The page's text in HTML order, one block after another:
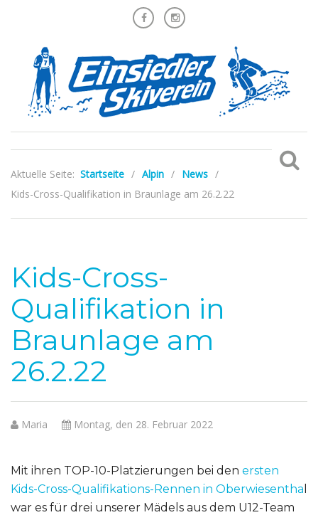
Aktuelle Seite: Startseite / Alpin / News /
Kids-Cross-Qualifikation in Braunlage am 26.2.22
Kids-Cross-
Qualifikation in
Braunlage am
26.2.22
Montag, den 28. Februar 2022
Maria
Mit ihren TOP-10-Platzierungen bei den ersten
Kids-Cross-Qualifikations-Rennen in Oberwiesentha
war es für drei unserer Mädels aus dem U12-Team